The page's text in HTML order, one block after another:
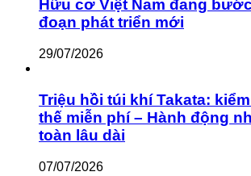
Hữu cơ Việt Nam đang
đoạn phát triển mới
29/07/2026
Triệu hồi túi khí Takata:
thế miễn phí – Hành động
toàn lâu dài
07/07/2026